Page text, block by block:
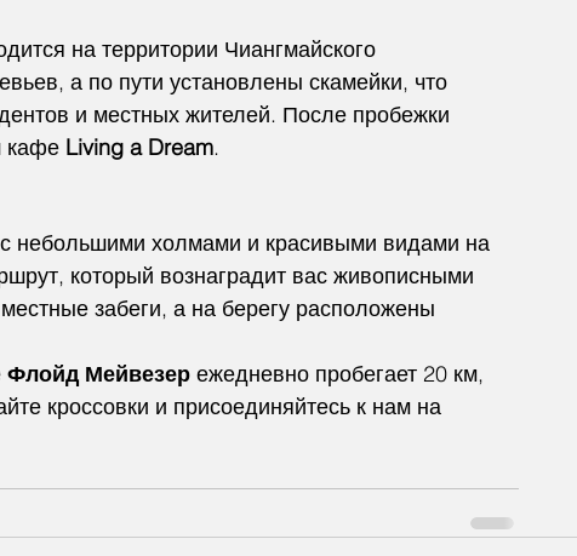
на территории Чиангмайского
а по пути установлены скамейки, что
и местных жителей. После пробежки
кафе Living a Dream.
с небольшими холмами и красивыми видами на
который вознаградит вас живописными
забеги, а на берегу расположены
Флойд Мейвезер ежедневно пробегает 20 км,
кроссовки и присоединяйтесь к нам на